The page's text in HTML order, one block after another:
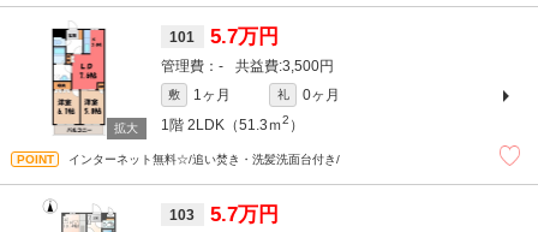
101 5.7万円
- 3,500円
敷 1ヶ月 礼
0ヶ月
1階 2LDK（51.3ｍ2 ）
インターネット無料☆/追い焚き・洗髪洗面台付き/
103 5.7万円